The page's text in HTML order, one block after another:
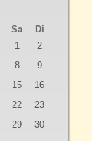
Sa
Di
1
2
8
9
15
16
22
23
29
30